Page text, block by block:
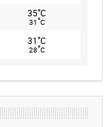
35°C
31°C
31°C
28°C